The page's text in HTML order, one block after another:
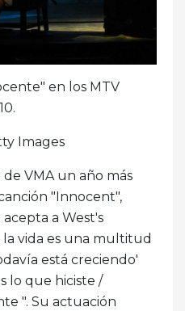
en los MTV
Images
VMA un año más
"Innocent",
a West's
la vida es una multitud
está creciendo'
lo que hiciste /
". Su actuación